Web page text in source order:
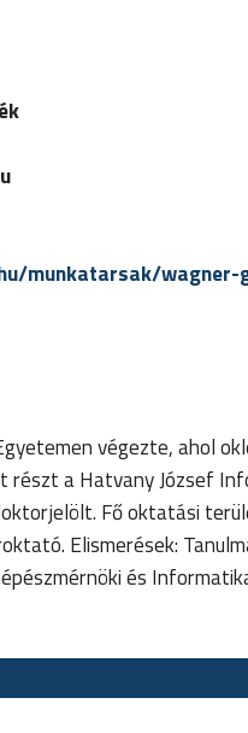
munkatarsak/wagner-
végezte, ahol
a Hatvany József
Fő oktatási
Elismerések:
és